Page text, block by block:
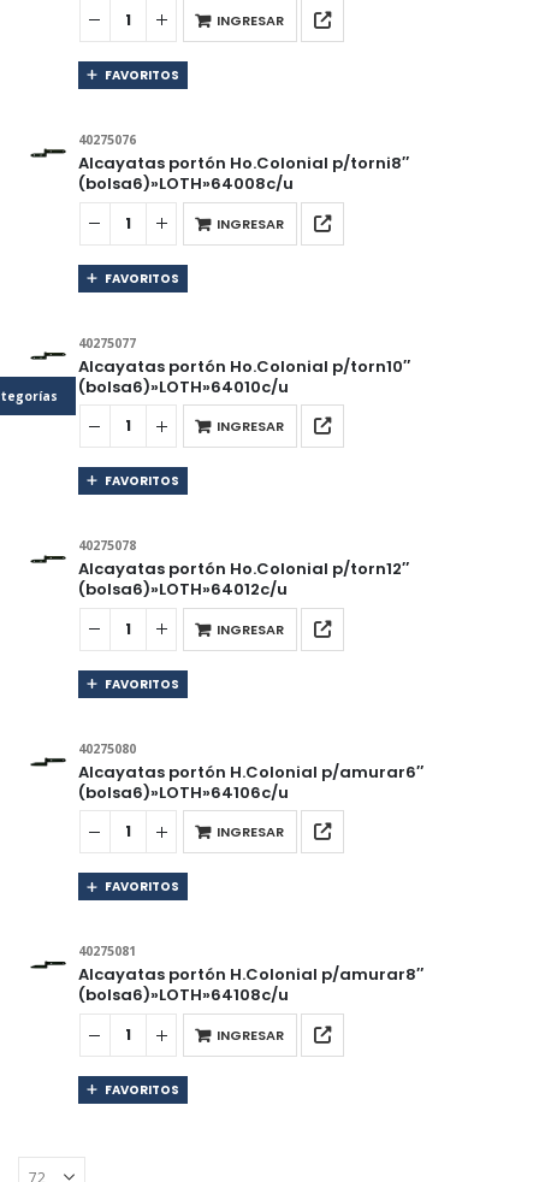
INGRESAR
FAVORITOS
40275076
Alcayatas portón Ho.Colonial p/torni8″
(bolsa6)»LOTH»64008c/u
INGRESAR
FAVORITOS
40275077
Alcayatas portón Ho.Colonial p/torn10″
(bolsa6)»LOTH»64010c/u
INGRESAR
FAVORITOS
40275078
Alcayatas portón Ho.Colonial p/torn12″
(bolsa6)»LOTH»64012c/u
INGRESAR
FAVORITOS
40275080
Alcayatas portón H.Colonial p/amurar6″
(bolsa6)»LOTH»64106c/u
INGRESAR
FAVORITOS
40275081
Alcayatas portón H.Colonial p/amurar8″
(bolsa6)»LOTH»64108c/u
INGRESAR
FAVORITOS